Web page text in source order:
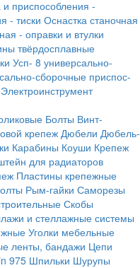
и приспособления -
- тиски Оснастка станочная
- оправки и втулки
твёрдосплавные
Усп- 8 универсально-
сборочные приспос-
Электроинструмент
Болты Винт-
крепеж Дюбели Дюбель-
Карабины Коуши Крепеж
для радиаторов
Пластины крепежные
Рым-гайки Саморезы
Скобы
и стеллажные системы
Уголки мебельные
ленты, бандажи Цепи
975 Шпильки Шурупы